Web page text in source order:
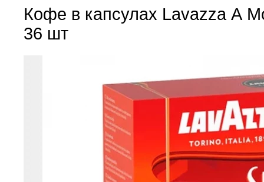
Кофе в капсулах Lavazza А
36 шт